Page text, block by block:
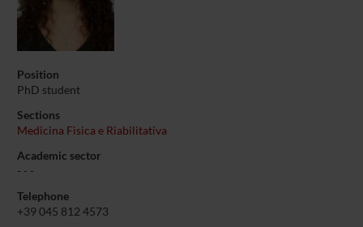
Position
PhD student
Sections
Medicina Fisica e Riabilitativa
Academic sector
- - -
Telephone
+39 045 812 4573